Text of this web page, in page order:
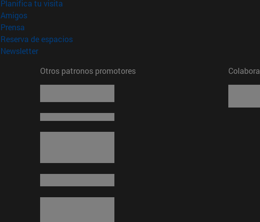
Planifica tu visita
Amigos(abre en nueva ventana)
Prensa
Reserva de espacios(abre en nueva ventana)
Newsletter(abre en nueva ventana)
Otros patronos promotores Colabora